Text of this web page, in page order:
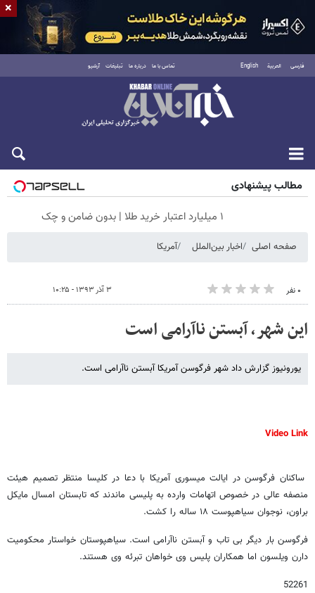
فارسی العربية English تماس با ما درباره ما تبلیغات آرشیو
شنبه ۱۷ مرداد ۱۴۰۵
مطالب پیشنهادی
۱ میلیارد اعتبار خرید طلا | بدون ضامن و چک
صفحه اصلی اخبار بین‌الملل آمریکا
۰ نفر ۳ آذر ۱۳۹۳ - ۱۰:۲۵
این شهر، آبستن ناآرامی است
یورونیوز گزارش داد شهر فرگوسن آمریکا آبستن ناآرامی است.
Video Link
ساکنان فرگوسن در ایالت میسوری آمریکا با دعا در کلیسا منتظر تصمیم هیئت
منصفه عالی در خصوص اتهامات وارده به پلیسی ماندند که تابستان امسال مایکل
براون، نوجوان سیاهپوست ۱۸ ساله را کشت.
فرگوسن بار دیگر بی تاب و آبستن ناآرامی است. سیاهپوستان خواستار محکومیت
دارن ویلسون اما همکاران پلیس وی خواهان تبرئه وی هستند.
52261
×